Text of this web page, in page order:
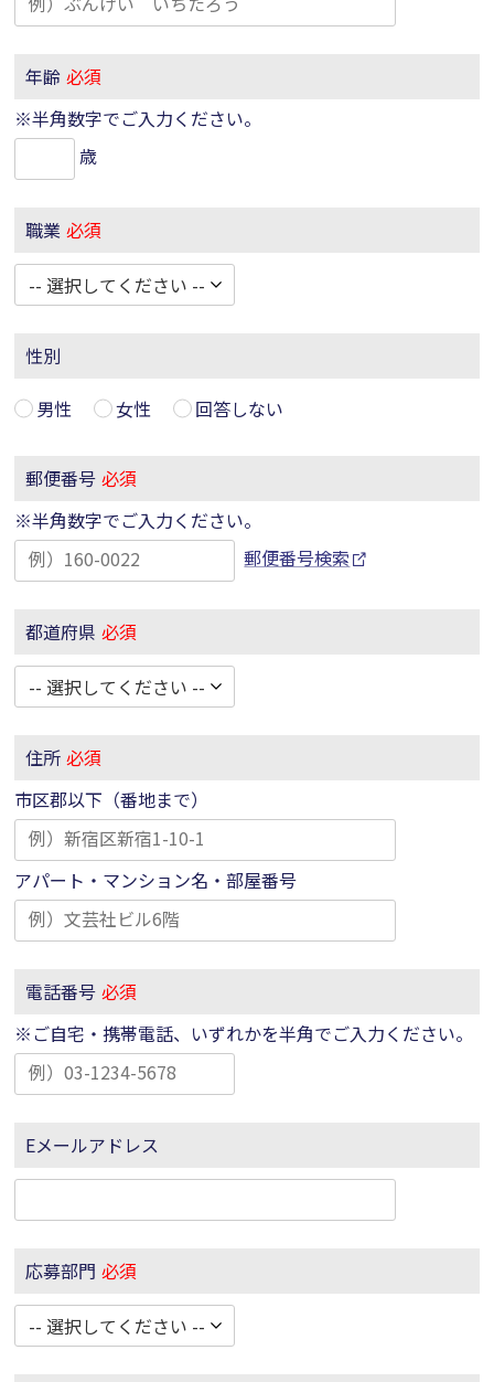
年齢 必須
※半角数字でご入力ください。
歳
職業 必須
性別
男性
女性 回答しない
郵便番号 必須
※半角数字でご入力ください。
郵便番号検索
都道府県 必須
住所 必須
市区郡以下（番地まで）
アパート・マンション名・部屋番号
電話番号 必須
※ご自宅・携帯電話、いずれかを半角でご入力ください。
Eメールアドレス
応募部門 必須